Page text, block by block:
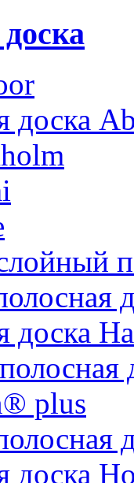
доска
доска
plus
доска